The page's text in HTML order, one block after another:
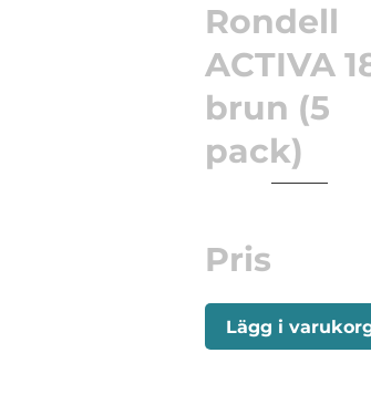
Rondell
ACTIVA
brun (5
pack)
Pris
Lägg i